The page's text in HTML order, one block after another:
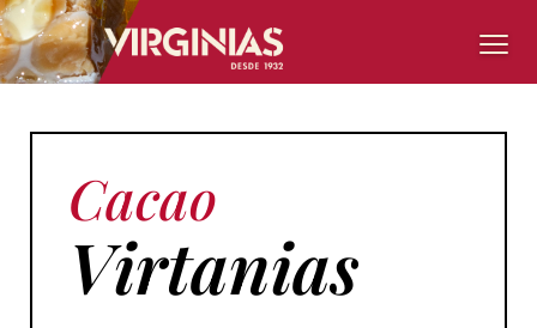
Cacao
Virtanias